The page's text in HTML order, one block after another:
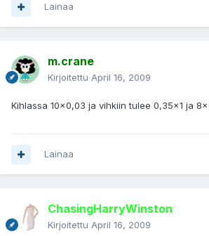
Lainaa
m.crane
Kirjoitettu April 16, 2009
Kihlassa 10x0,03 ja vihkiin tulee 0,35x1 ja
Lainaa
ChasingHarryWinston
Kirjoitettu April 16, 2009